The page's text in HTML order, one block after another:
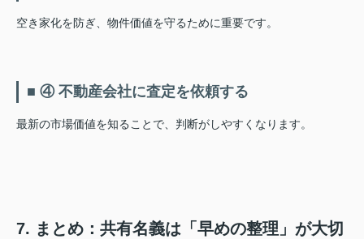
空き家化を防ぎ、物件価値を守るために重要です。
■ ④ 不動産会社に査定を依頼する
最新の市場価値を知ることで、判断がしやすくなります。
7. まとめ：共有名義は「早めの整理」が大切